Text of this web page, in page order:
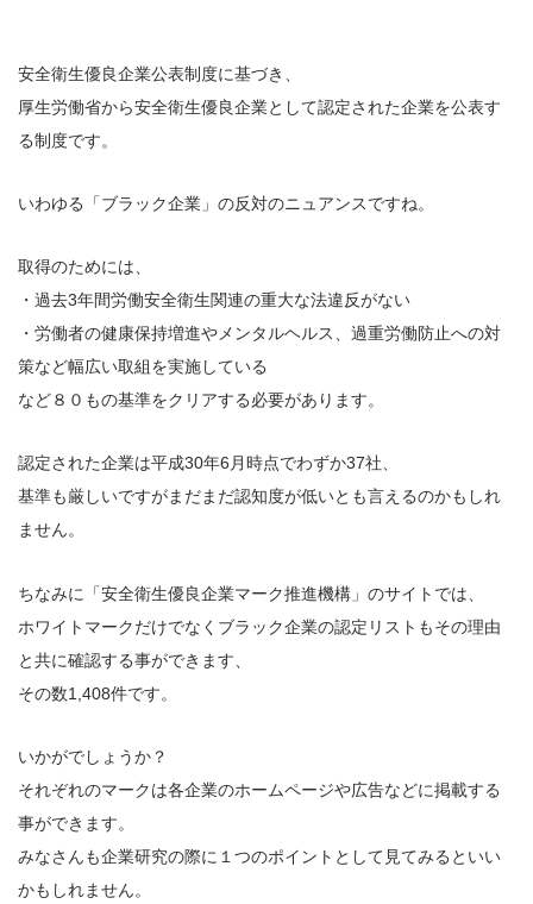
安全衛生優良企業公表制度に基づき、
厚生労働省から安全衛生優良企業として認定された企業を公表す
る制度です。
いわゆる「ブラック企業」の反対のニュアンスですね。
取得のためには、
・過去3年間労働安全衛生関連の重大な法違反がない
・労働者の健康保持増進やメンタルヘルス、過重労働防止への対
策など幅広い取組を実施している
など８０もの基準をクリアする必要があります。
認定された企業は平成30年6月時点でわずか37社、
基準も厳しいですがまだまだ認知度が低いとも言えるのかもしれ
ません。
ちなみに「安全衛生優良企業マーク推進機構」のサイトでは、
ホワイトマークだけでなくブラック企業の認定リストもその理由
と共に確認する事ができます、
その数1,408件です。
いかがでしょうか？
それぞれのマークは各企業のホームページや広告などに掲載する
事ができます。
みなさんも企業研究の際に１つのポイントとして見てみるといい
かもしれません。